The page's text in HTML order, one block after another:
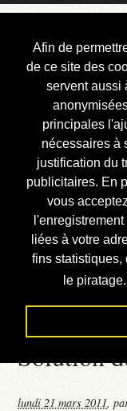
Afin de
de ce site des
servent aussi
principales
nécessaires à
justification du
publicitaires. En
vous
liées à votre
fins statistiques,
le piratage.
Courbis,
Blog
Bienvenue
Réalisations
Divers (et d’été)
Annonces
Liens externes
Téléchargement
Contact
Solution
lundi 21 mars 2011,